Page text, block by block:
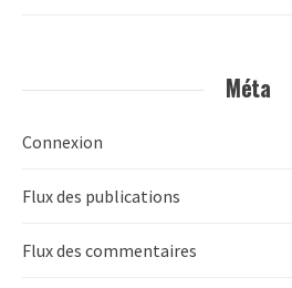
Méta
Connexion
Flux des publications
Flux des commentaires